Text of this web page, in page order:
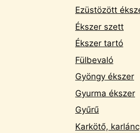
Ezüstözött
Ékszer szett
Ékszer tartó
Fülbevaló
Gyöngy ékszer
Gyurma ékszer
Gyűrű
Karkötő,